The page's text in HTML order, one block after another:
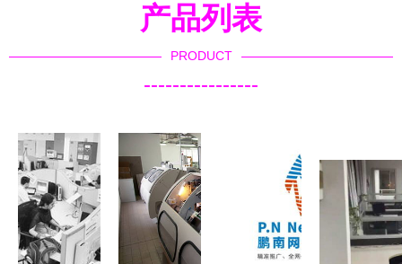
产品列表
PRODUCT
----------------